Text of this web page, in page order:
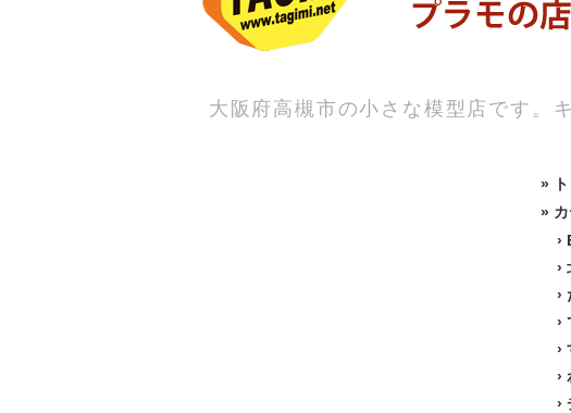
大阪府高槻市の小さな模型店です。
»
»
›
›
›
›
›
›
›